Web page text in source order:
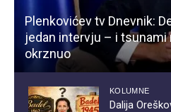
Plenkovićev tv Dnevnik:
jedan intervju – i tsunami
okrznuo
KOLUMNE
Dalija